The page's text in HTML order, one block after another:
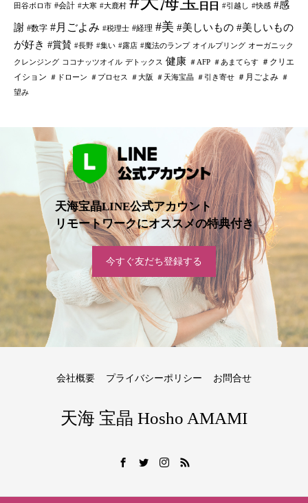
田谷ボロ市 #会計 #大寒 #大鹿村 #引越し #快感 #感
謝 #数字 #月ごよみ #税理士 #経理 #美 #美しいもの #美しいもの
が好き #賞賛 #長野 #集い #露店 #魔法のランプ オイルプリング オーガニック
クレンジング ココナッツオイル デトックス 健康 ＃AFP ＃あまてらす
＃クリエ
イション
＃ドローン ＃プロセス ＃大阪 ＃天海宝晶 ＃引き寄せ ＃月ごよみ ＃
望み
天海宝晶LINE公式アカウント
リモートワークにオススメの特典付き
今すぐ友だち登録する
会社概要 プライバシーポリシー お問合せ
天海 宝晶 Hosho AMAMI